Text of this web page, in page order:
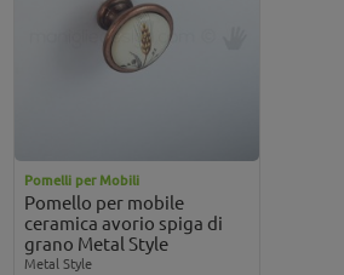
Pomelli per Mobili
Pomello per mobile
ceramica avorio spiga di
grano Metal Style
Metal Style